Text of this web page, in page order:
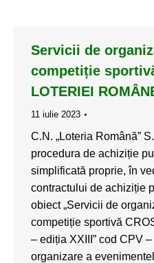
Servicii de
competiție
LOTERIEI
11 iulie 2023
C.N. „Loteria Română”
procedura de achiziție
simplificată proprie, în
contractului de achiziție
obiect „Servicii de
competiție sportivă
– ediția XXIII” cod CPV
organizare a